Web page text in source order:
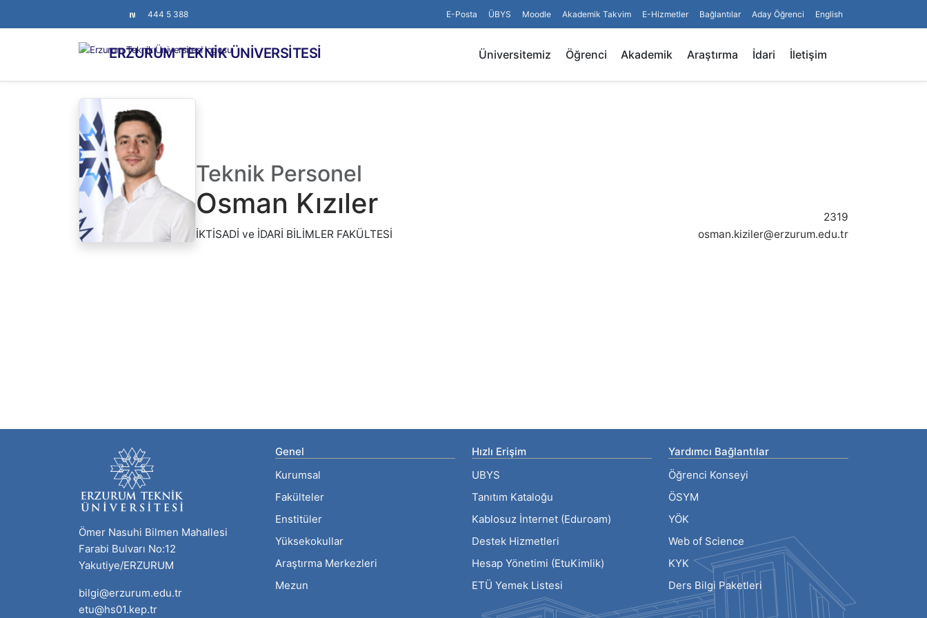
444 5 388 E-Posta ÜBYS Moodle Akademik Takvim E-Hizmetler Bağlantılar Aday Öğrenci English
ERZURUM TEKNİK ÜNİVERSİTESİ Üniversitemiz Öğrenci Akademik Araştırma İdari İletişim
Teknik Personel
Osman Kızıler
İKTİSADİ ve İDARİ BİLİMLER FAKÜLTESİ
2319
osman.kiziler@erzurum.edu.tr
Ömer Nasuhi Bilmen Mahallesi
Farabi Bulvarı No:12
Yakutiye/ERZURUM
bilgi@erzurum.edu.tr
etu@hs01.kep.tr
Genel
Kurumsal
Fakülteler
Enstitüler
Yüksekokullar
Araştırma Merkezleri
Mezun
Hızlı Erişim
UBYS
Tanıtım Kataloğu
Kablosuz İnternet (Eduroam)
Destek Hizmetleri
Hesap Yönetimi (EtuKimlik)
ETÜ Yemek Listesi
Yardımcı Bağlantılar
Öğrenci Konseyi
ÖSYM
YÖK
Web of Science
KYK
Ders Bilgi Paketleri